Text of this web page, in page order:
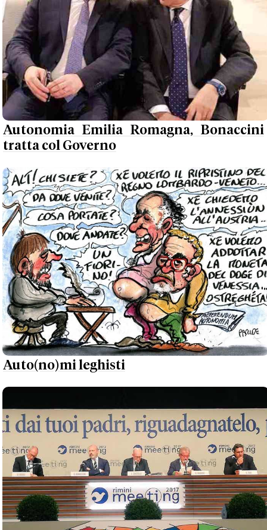
Autonomia Emilia Romagna, Bonaccini
tratta col Governo
Auto(no)mi leghisti